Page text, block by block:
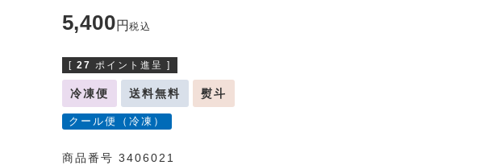
サブスク（定期コース・頒布会）
5,400
税込
[ 27 ポイント進呈 ]
冷凍便 送料無料 熨斗
クール便（冷凍）
商品番号 3406021